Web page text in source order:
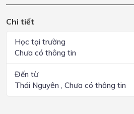
Chi tiết
Học tại trường
Chưa có thông tin
Đến từ
Thái Nguyên , Chưa có thông tin